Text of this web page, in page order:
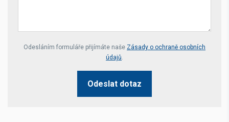
Your website *
Odesláním formuláře přijímáte naše Zásady o ochraně osobních
údajů.
Odeslat dotaz